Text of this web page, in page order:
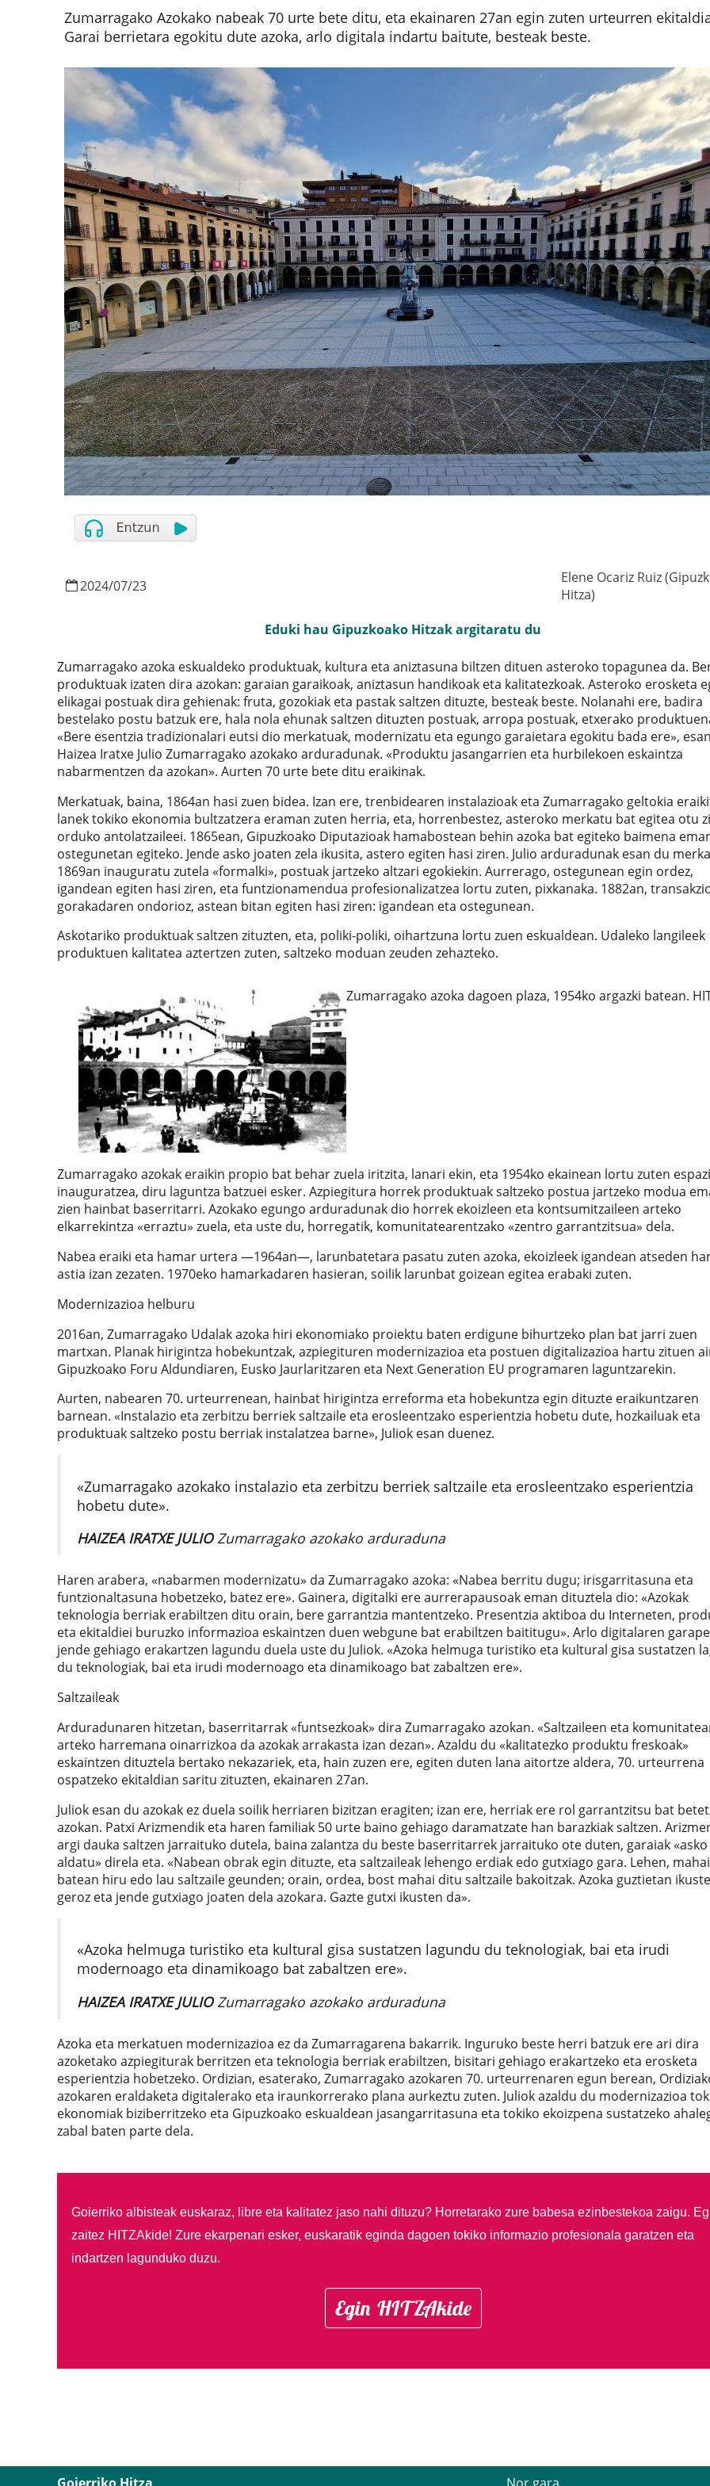
Zumarragako Azokako nabeak 70 urte bete ditu, eta ekainaren 27an egin zuten urteurren
Garai berrietara egokitu dute azoka, arlo digitala indartu baitute, besteak beste.
2024/07/23
Elene Ocariz Ruiz
Hitza)
Eduki hau Gipuzkoako Hitzak argitaratu du
Zumarragako azoka eskualdeko produktuak, kultura eta aniztasuna biltzen dituen asteroko topagunea da.
produktuak izaten dira azokan: garaian garaikoak, aniztasun handikoak eta kalitatezkoak. Asteroko erosketa
elikagai postuak dira gehienak: fruta, gozokiak eta pastak saltzen dituzte, besteak beste. Nolanahi ere, badira
bestelako postu batzuk ere, hala nola ehunak saltzen dituzten postuak, arropa postuak, etxerako
«Bere esentzia tradizionalari eutsi dio merkatuak, modernizatu eta egungo garaietara egokitu bada ere»,
Haizea Iratxe Julio Zumarragako azokako arduradunak. «Produktu jasangarrien eta hurbilekoen eskaintza
nabarmentzen da azokan». Aurten 70 urte bete ditu eraikinak.
Merkatuak, baina, 1864an hasi zuen bidea. Izan ere, trenbidearen instalazioak eta Zumarragako geltokia
lanek tokiko ekonomia bultzatzera eraman zuten herria, eta, horrenbestez, asteroko merkatu bat egitea otu
orduko antolatzaileei. 1865ean, Gipuzkoako Diputazioak hamabostean behin azoka bat egiteko baimena
ostegunetan egiteko. Jende asko joaten zela ikusita, astero egiten hasi ziren. Julio arduradunak esan du
1869an inauguratu zutela «formalki», postuak jartzeko altzari egokiekin. Aurrerago, ostegunean egin ordez,
igandean egiten hasi ziren, eta funtzionamendua profesionalizatzea lortu zuten, pixkanaka. 1882an,
gorakadaren ondorioz, astean bitan egiten hasi ziren: igandean eta ostegunean.
Askotariko produktuak saltzen zituzten, eta, poliki-poliki, oihartzuna lortu zuen eskualdean. Udaleko langileek
produktuen kalitatea aztertzen zuten, saltzeko moduan zeuden zehazteko.
Zumarragako azoka dagoen plaza, 1954ko argazki batean.
Zumarragako azokak eraikin propio bat behar zuela iritzita, lanari ekin, eta 1954ko ekainean lortu zuten
inauguratzea, diru laguntza batzuei esker. Azpiegitura horrek produktuak saltzeko postua jartzeko modua
zien hainbat baserritarri. Azokako egungo arduradunak dio horrek ekoizleen eta kontsumitzaileen arteko
elkarrekintza «erraztu» zuela, eta uste du, horregatik, komunitatearentzako «zentro garrantzitsua» dela.
Nabea eraiki eta hamar urtera —1964an—, larunbatetara pasatu zuten azoka, ekoizleek igandean atseden
astia izan zezaten. 1970eko hamarkadaren hasieran, soilik larunbat goizean egitea erabaki zuten.
Modernizazioa helburu
2016an, Zumarragako Udalak azoka hiri ekonomiako proiektu baten erdigune bihurtzeko plan bat jarri zuen
martxan. Planak hirigintza hobekuntzak, azpiegituren modernizazioa eta postuen digitalizazioa hartu zituen
Gipuzkoako Foru Aldundiaren, Eusko Jaurlaritzaren eta Next Generation EU programaren laguntzarekin.
Aurten, nabearen 70. urteurrenean, hainbat hirigintza erreforma eta hobekuntza egin dituzte eraikuntzaren
barnean. «Instalazio eta zerbitzu berriek saltzaile eta erosleentzako esperientzia hobetu dute, hozkailuak eta
produktuak saltzeko postu berriak instalatzea barne», Juliok esan duenez.
«Zumarragako azokako instalazio eta zerbitzu berriek saltzaile eta erosleentzako esperientzia
hobetu dute».
HAIZEA IRATXE JULIOZumarragako azokako arduraduna
Haren arabera, «nabarmen modernizatu» da Zumarragako azoka: «Nabea berritu dugu; irisgarritasuna eta
funtzionaltasuna hobetzeko, batez ere». Gainera, digitalki ere aurrerapausoak eman dituztela dio: «Azokak
teknologia berriak erabiltzen ditu orain, bere garrantzia mantentzeko. Presentzia aktiboa du Interneten,
eta ekitaldiei buruzko informazioa eskaintzen duen webgune bat erabiltzen baititugu». Arlo digitalaren
jende gehiago erakartzen lagundu duela uste du Juliok. «Azoka helmuga turistiko eta kultural gisa sustatzen
du teknologiak, bai eta irudi modernoago eta dinamikoago bat zabaltzen ere».
Saltzaileak
Arduradunaren hitzetan, baserritarrak «funtsezkoak» dira Zumarragako azokan. «Saltzaileen eta
arteko harremana oinarrizkoa da azokak arrakasta izan dezan». Azaldu du «kalitatezko produktu freskoak»
eskaintzen dituztela bertako nekazariek, eta, hain zuzen ere, egiten duten lana aitortze aldera, 70. urteurrena
ospatzeko ekitaldian saritu zituzten, ekainaren 27an.
Juliok esan du azokak ez duela soilik herriaren bizitzan eragiten; izan ere, herriak ere rol garrantzitsu bat
azokan. Patxi Arizmendik eta haren familiak 50 urte baino gehiago daramatzate han barazkiak saltzen.
argi dauka saltzen jarraituko dutela, baina zalantza du beste baserritarrek jarraituko ote duten, garaiak «asko
aldatu» direla eta. «Nabean obrak egin dituzte, eta saltzaileak lehengo erdiak edo gutxiago gara. Lehen, mahai
batean hiru edo lau saltzaile geunden; orain, ordea, bost mahai ditu saltzaile bakoitzak. Azoka guztietan
geroz eta jende gutxiago joaten dela azokara. Gazte gutxi ikusten da».
«Azoka helmuga turistiko eta kultural gisa sustatzen lagundu du teknologiak, bai eta irudi
modernoago eta dinamikoago bat zabaltzen ere».
HAIZEA IRATXE JULIOZumarragako azokako arduraduna
Azoka eta merkatuen modernizazioa ez da Zumarragarena bakarrik. Inguruko beste herri batzuk ere ari dira
azoketako azpiegiturak berritzen eta teknologia berriak erabiltzen, bisitari gehiago erakartzeko eta erosketa
esperientzia hobetzeko. Ordizian, esaterako, Zumarragako azokaren 70. urteurrenaren egun berean,
azokaren eraldaketa digitalerako eta iraunkorrerako plana aurkeztu zuten. Juliok azaldu du modernizazioa
ekonomiak biziberritzeko eta Gipuzkoako eskualdean jasangarritasuna eta tokiko ekoizpena sustatzeko
zabal baten parte dela.
Goierriko albisteak euskaraz, libre eta kalitatez jaso nahi dituzu? Horretarako zure babesa ezinbestekoa zaigu.
zaitez HITZAkide! Zure ekarpenari esker, euskaratik eginda dagoen tokiko informazio profesionala garatzen eta
indartzen lagunduko duzu.
Egin HITZAkide